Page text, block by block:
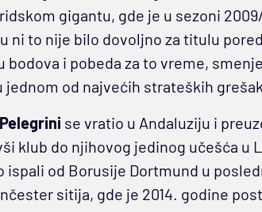
gigantu, gde je u sezoni
ni to nije bilo dovoljno za titulu pored
bodova i pobeda za to vreme,
jednom od najvećih strateških
Pelegrini se vratio u Andaluziju i
klub do njihovog jedinog učešća u
ispali od Borusije Dortmund u
sitija, gde je 2014. godine